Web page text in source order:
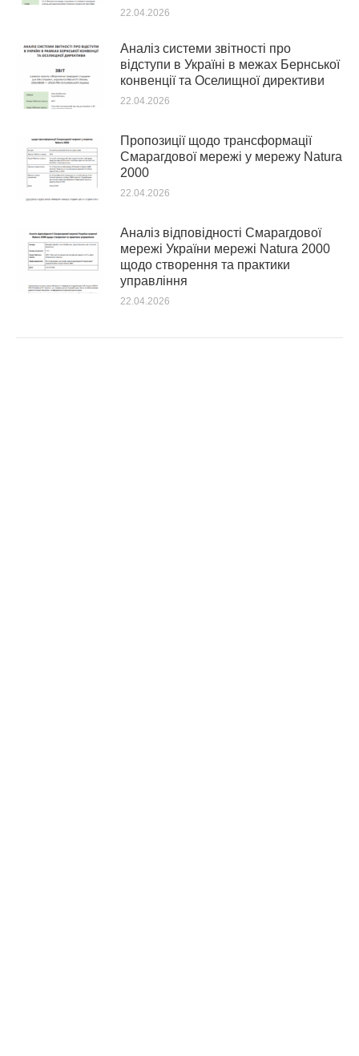
22.04.2026
Аналіз системи звітності про
відступи в Україні в межах Бернської
конвенції та Оселищної директиви
22.04.2026
Пропозиції щодо трансформації
Смарагдової мережі у мережу Natura
2000
22.04.2026
Аналіз відповідності Смарагдової
мережі України мережі Natura 2000
щодо створення та практики
управління
22.04.2026